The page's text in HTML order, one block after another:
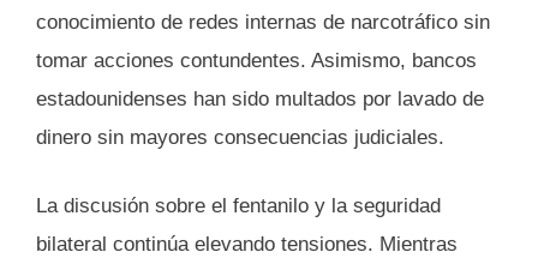
conocimiento de redes internas de narcotráfico sin
tomar acciones contundentes. Asimismo, bancos
estadounidenses han sido multados por lavado de
dinero sin mayores consecuencias judiciales.
La discusión sobre el fentanilo y la seguridad
bilateral continúa elevando tensiones. Mientras